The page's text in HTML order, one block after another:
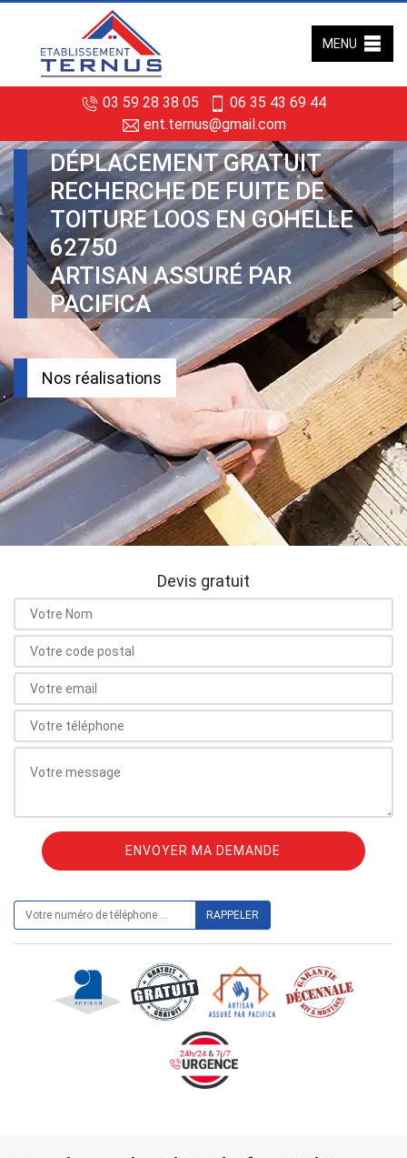
03 59 28 38 05
06 35 43 69 44
ent.ternus@gmail.com
MENU
DÉPLACEMENT GRATUIT
RECHERCHE DE FUITE DE
TOITURE LOOS EN GOHELLE
62750
ARTISAN ASSURÉ PAR
PACIFICA
Nos réalisations
Devis gratuit